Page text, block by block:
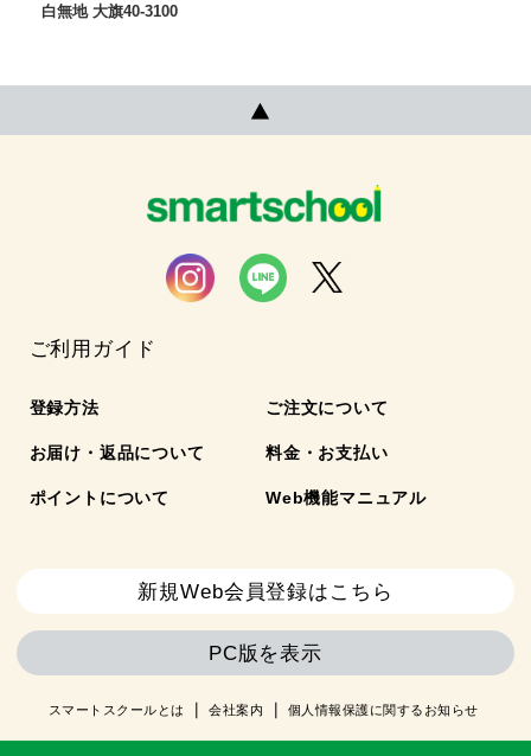
白無地 大旗40-3100
ご利用ガイド
登録方法 ご注文について
お届け・返品について 料金・お支払い
ポイントについて Web機能マニュアル
新規Web会員登録はこちら
PC版を表示
スマートスクールとは 会社案内 個人情報保護に関するお知らせ